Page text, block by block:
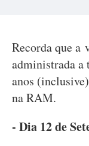
Recorda que a
administrada a
anos
na RAM.
- Dia 12 de